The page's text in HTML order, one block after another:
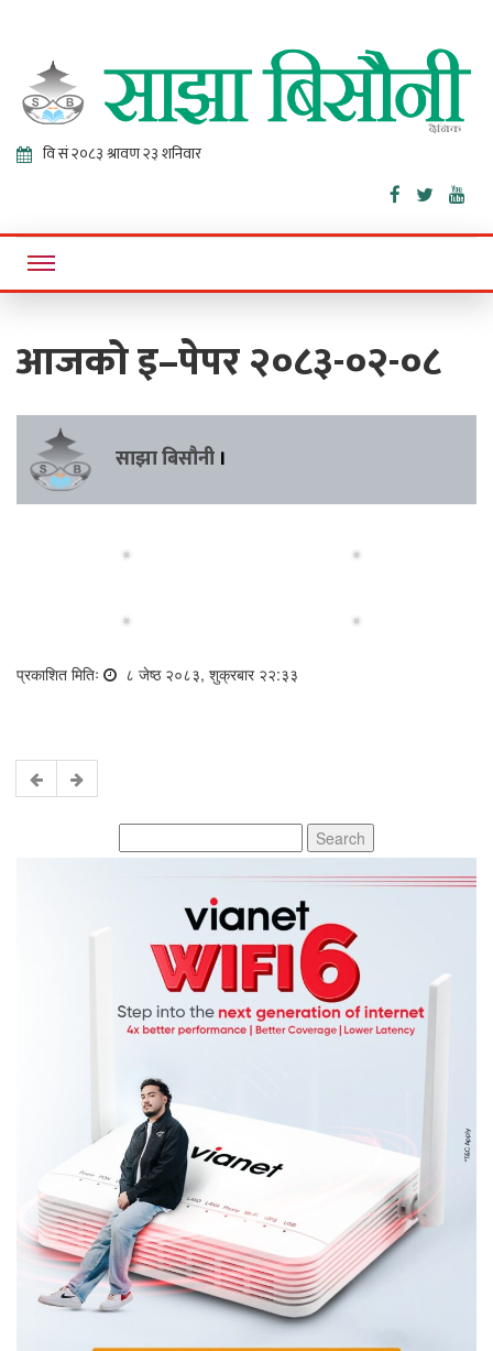
Sajha
Bisaunee
Online News Portal
आजको इ–पेपर २०८३-०२-०८
साझा बिसौनी ।
प्रकाशित मितिः ८ जेष्ठ २०८३, शुक्रबार २२:३३
for: